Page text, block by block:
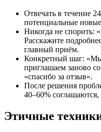
Отвечать в течение
потенциальные
Никогда не спорить:
Расскажите
главный приём.
Конкретный шаг: «Мы
приглашаем заново
«спасибо за отзыв».
После решения
40–60%
Этичные